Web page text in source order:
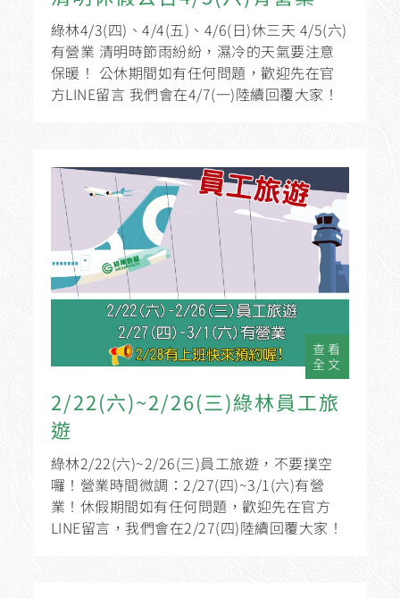
綠林4/3(四)、4/4(五)、4/6(日)休三天 4/5(六)
有營業 清明時節雨紛紛，濕冷的天氣要注意
保暖！ 公休期間如有任何問題，歡迎先在官
方LINE留言 我們會在4/7(一)陸續回覆大家！
查看
全文
2/22(六)~2/26(三)綠林員工旅
遊
綠林2/22(六)~2/26(三)員工旅遊，不要撲空
囉！營業時間微調：2/27(四)~3/1(六)有營
業！休假期間如有任何問題，歡迎先在官方
LINE留言，我們會在2/27(四)陸續回覆大家！